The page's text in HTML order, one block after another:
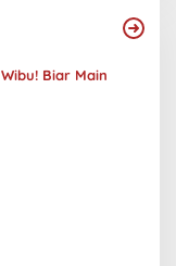
Biar Main